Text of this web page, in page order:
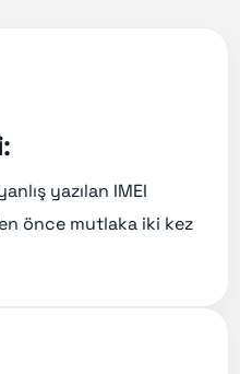
yazılan IMEI
önce mutlaka iki kez